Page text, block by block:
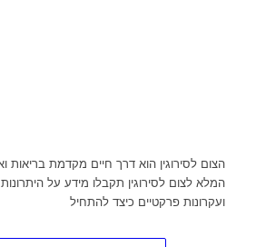
הצום לסירוגין הוא דרך חיים מקדמת בריאות
המלא לצום לסירוגין תקבלו מידע על
ועקרונות פרקטיים כיצד להתחיל